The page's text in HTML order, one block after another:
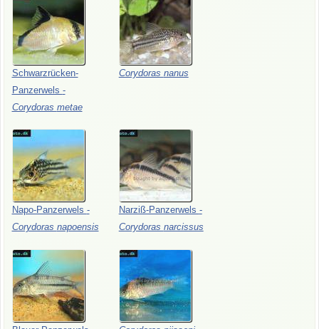
Schwarzrücken-
Panzerwels -
Corydoras metae
Corydoras nanus
Napo-Panzerwels -
Corydoras napoensis
Narziß-Panzerwels -
Corydoras narcissus